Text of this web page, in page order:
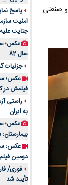
صنعتی
پاسخ
امنیت
جنایت
سال 82
جزئیات
فیلمش در
راستی
به ایران
عکس؛
بیمارستان؛
دومین
فوری/
تأیید شد